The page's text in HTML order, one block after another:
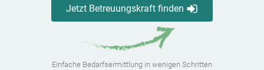
Jetzt Betreuungskraft finden
Einfache Bedarfsermittlung in wenigen Schritten